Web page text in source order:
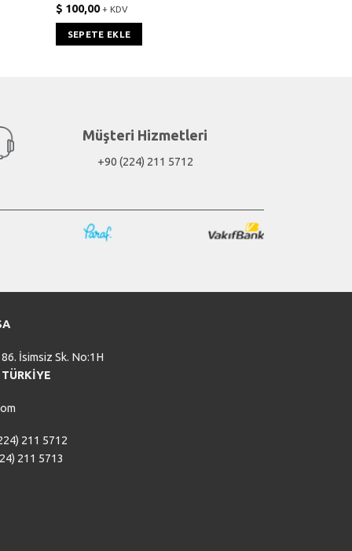
$ 100,00 + KDV
SEPETE EKLE
Müşteri Hizmetleri
+90 (224) 211 5712
İsimsiz Sk. No:1H
211 5712
211 5713